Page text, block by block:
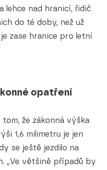
lehce nad hranicí, řidič
do té doby, než už
je zase hranice pro letní
opatření
že zákonná výška
1,6 milimetru je jen
se ještě jezdilo na
„Ve většině případů by